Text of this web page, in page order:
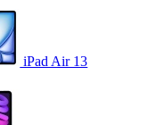
iPad Air 13